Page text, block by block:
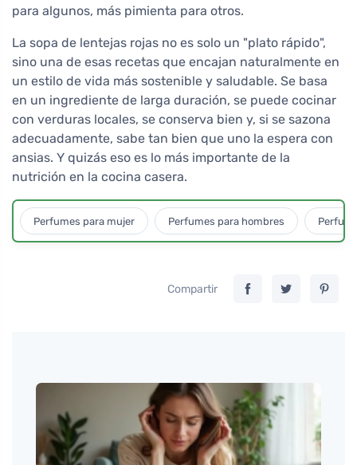
para algunos, más pimienta para otros.
La sopa de lentejas rojas no es solo un "plato rápido",
sino una de esas recetas que encajan naturalmente en
un estilo de vida más sostenible y saludable. Se basa
en un ingrediente de larga duración, se puede cocinar
con verduras locales, se conserva bien y, si se sazona
adecuadamente, sabe tan bien que uno la espera con
ansias. Y quizás eso es lo más importante de la
nutrición en la cocina casera.
Perfumes para mujer Perfumes para hombres
Compartir